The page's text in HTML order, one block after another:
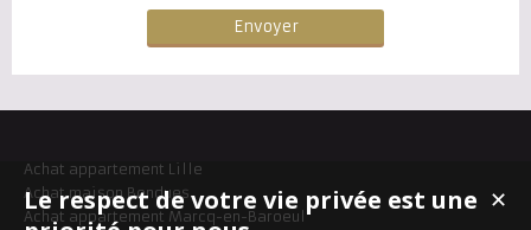
Achat appartement Lille
Achat maison Bondues
Achat appartement Marcq-en-Baroeul
✕
Le respect de votre vie privée est une